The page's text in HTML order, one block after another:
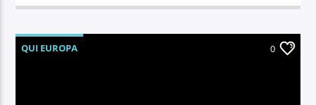
QUI EUROPA 0